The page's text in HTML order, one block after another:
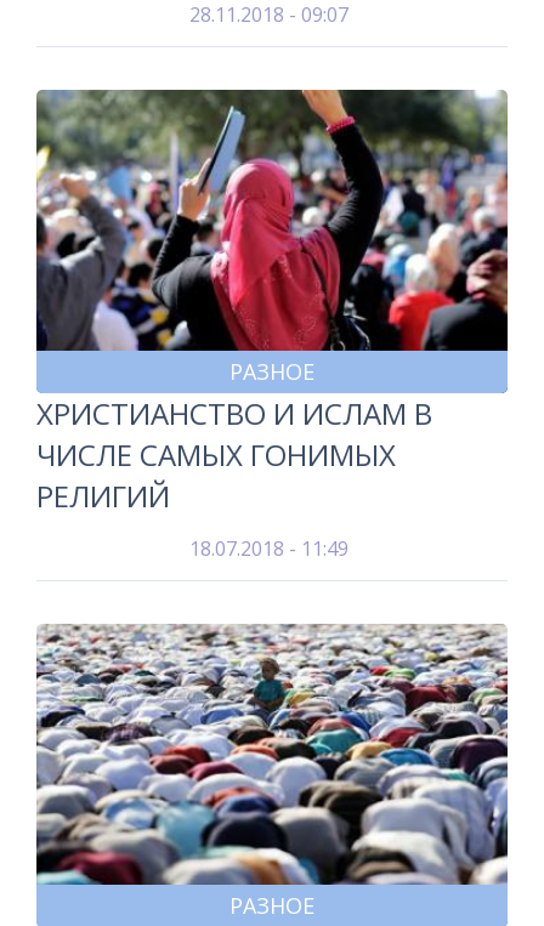
28.11.2018 - 09:07
РАЗНОЕ
ХРИСТИАНСТВО И ИСЛАМ В
ЧИСЛЕ САМЫХ ГОНИМЫХ
РЕЛИГИЙ
18.07.2018 - 11:49
РАЗНОЕ